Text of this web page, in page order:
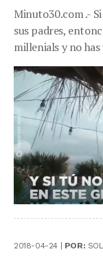
Minuto30.com .-
sus padres,
millenials y no has
2018-04-24 | POR: